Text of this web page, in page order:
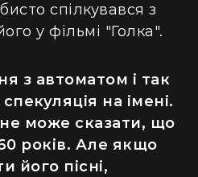
спілкувався з
у фільмі "Голка".
з автоматом і так
на імені.
може сказати, що
років. Але якщо
його пісні,